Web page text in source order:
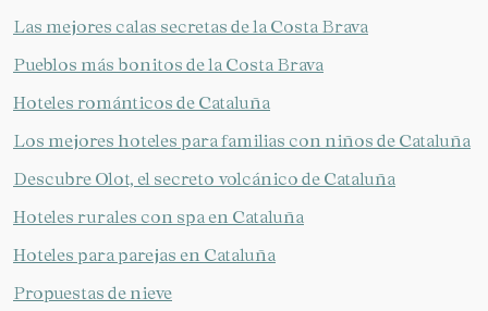
Las mejores calas secretas de la Costa Brava
Pueblos más bonitos de la Costa Brava
Hoteles románticos de Cataluña
Los mejores hoteles para familias con niños de Cataluña
Descubre Olot, el secreto volcánico de Cataluña
Hoteles rurales con spa en Cataluña
Hoteles para parejas en Cataluña
Propuestas de nieve